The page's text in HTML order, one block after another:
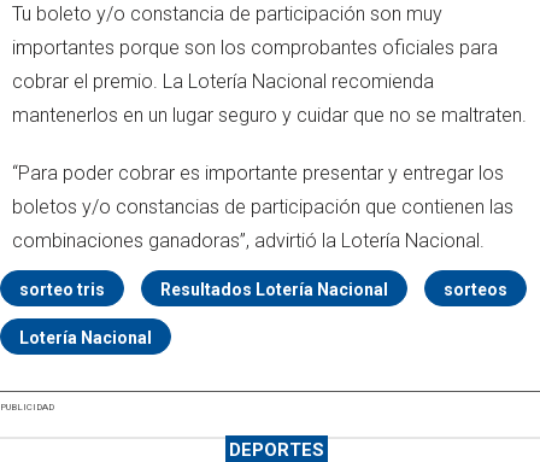
Tu boleto y/o constancia de participación son muy
importantes porque son los comprobantes oficiales para
cobrar el premio. La Lotería Nacional recomienda
mantenerlos en un lugar seguro y cuidar que no se maltraten.
“Para poder cobrar es importante presentar y entregar los
boletos y/o constancias de participación que contienen las
combinaciones ganadoras”, advirtió la Lotería Nacional.
sorteo tris Resultados Lotería Nacional sorteos
Lotería Nacional
PUBLICIDAD
DEPORTES